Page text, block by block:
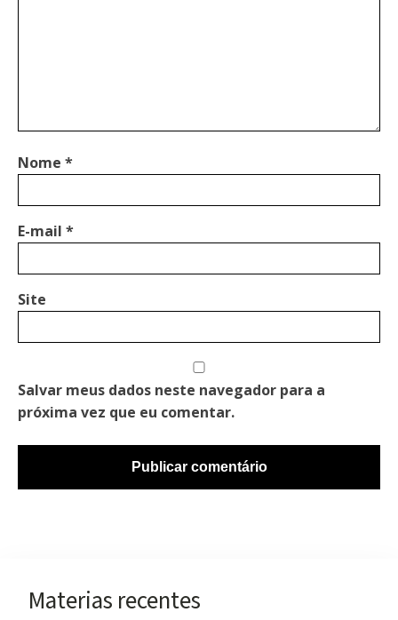
Nome *
E-mail *
Site
Salvar meus dados neste navegador para a
próxima vez que eu comentar.
Materias recentes